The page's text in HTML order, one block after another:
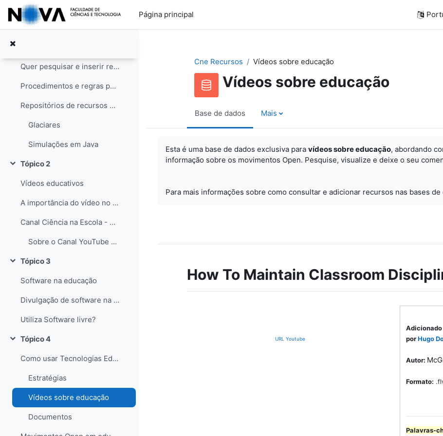
Ir para o conteúdo principal
Página principal
Notícias
Contrair
Tópico 1
Quer pesquisar e inserir recursos? Saiba como!
Procedimentos e regras para os recursos
Repositórios de recursos educativos
Glaciares
Simulações em Java
Contrair
Tópico 2
Vídeos educativos
A importância do vídeo no Ensino das Ciências
Canal Ciência na Escola - YouTube
Sobre o Canal YouTube Ciência na Escola
Contrair
Tópico 3
Software na educação
Divulgação de software na educação
Utiliza Software livre?
Contrair
Tópico 4
Como usar Tecnologias Educativas com alunos?
Estratégias
Vídeos sobre educação
Documentos
Cne Recursos Vídeos sobre educação
Vídeos sobre educação
Base de dados Mais
Esta é uma base de dados exclusiva para vídeos sobre educação, abordando
informação sobre os movimentos Open. Pesquise, visualize e deixe o seu
Para mais informações sobre como consultar e adicionar recursos nas bases de
How To Maintain Classroom
URL Youtube
Adicionado
porHugo
Autor:
Formato:
Palavras-